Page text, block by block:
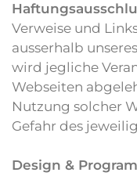
Verweise und
ausserhalb
wird jegliche
Webseiten
Nutzung solcher
Gefahr des
Design &